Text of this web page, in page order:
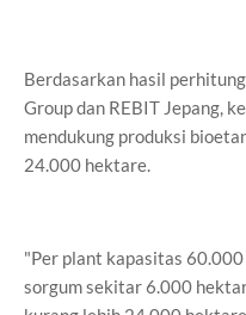
Berdasarkan hasil
Group dan REBIT Jepang,
mendukung produksi
24.000 hektare.
"Per plant kapasitas
sorgum sekitar 6.000